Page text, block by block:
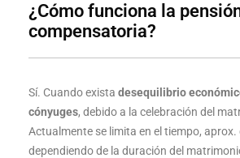
¿Cómo funciona la
compensatoria?
Sí. Cuando exista desequilibrio
cónyuges, debido a la celebración del
Actualmente se limita en el tiempo, aprox.
dependiendo de la duración del